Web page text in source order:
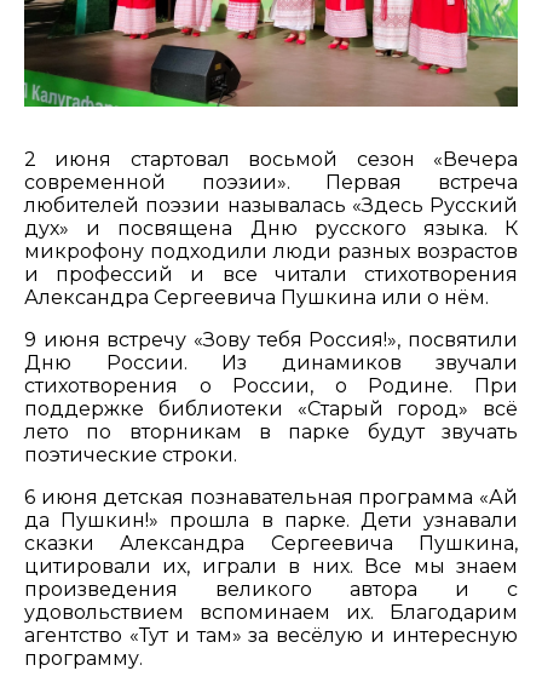
2 июня стартовал восьмой сезон «Вечера
современной поэзии». Первая встреча
любителей поэзии называлась «Здесь Русский
дух» и посвящена Дню русского языка. К
микрофону подходили люди разных возрастов
и профессий и все читали стихотворения
Александра Сергеевича Пушкина или о нём.
9 июня встречу «Зову тебя Россия!», посвятили
Дню России. Из динамиков звучали
стихотворения о России, о Родине. При
поддержке библиотеки «Старый город» всё
лето по вторникам в парке будут звучать
поэтические строки.
6 июня детская познавательная программа «Ай
да Пушкин!» прошла в парке. Дети узнавали
сказки Александра Сергеевича Пушкина,
цитировали их, играли в них. Все мы знаем
произведения великого автора и с
удовольствием вспоминаем их. Благодарим
агентство «Тут и там» за весёлую и интересную
программу.